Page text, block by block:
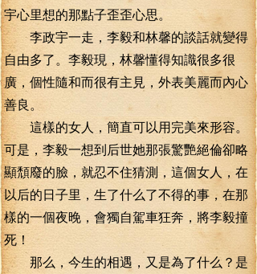
宇心里想的那點子歪歪心思。
李政宇一走，李毅和林馨的談話就變得
自由多了。李毅現，林馨懂得知識很多很
廣，個性隨和而很有主見，外表美麗而內心
善良。
這樣的女人，簡直可以用完美來形容。
可是，李毅一想到后世她那張驚艷絕倫卻略
顯頹廢的臉，就忍不住猜測，這個女人，在
以后的日子里，生了什么了不得的事，在那
樣的一個夜晚，會獨自駕車狂奔，將李毅撞
死！
那么，今生的相遇，又是為了什么？是